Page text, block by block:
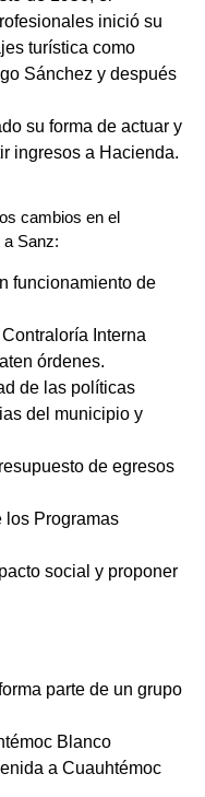
inició su
turística como
Sánchez y después
su forma de actuar y
ingresos a Hacienda.
cambios en el
a Sanz:
funcionamiento de
Interna
órdenes.
de las políticas
del municipio y
de egresos
los Programas
social y proponer
parte de un grupo
Blanco
a Cuauhtémoc